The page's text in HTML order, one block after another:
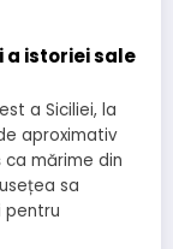
a istoriei sale
a Siciliei, la
aproximativ
ca mărime din
sa
pentru